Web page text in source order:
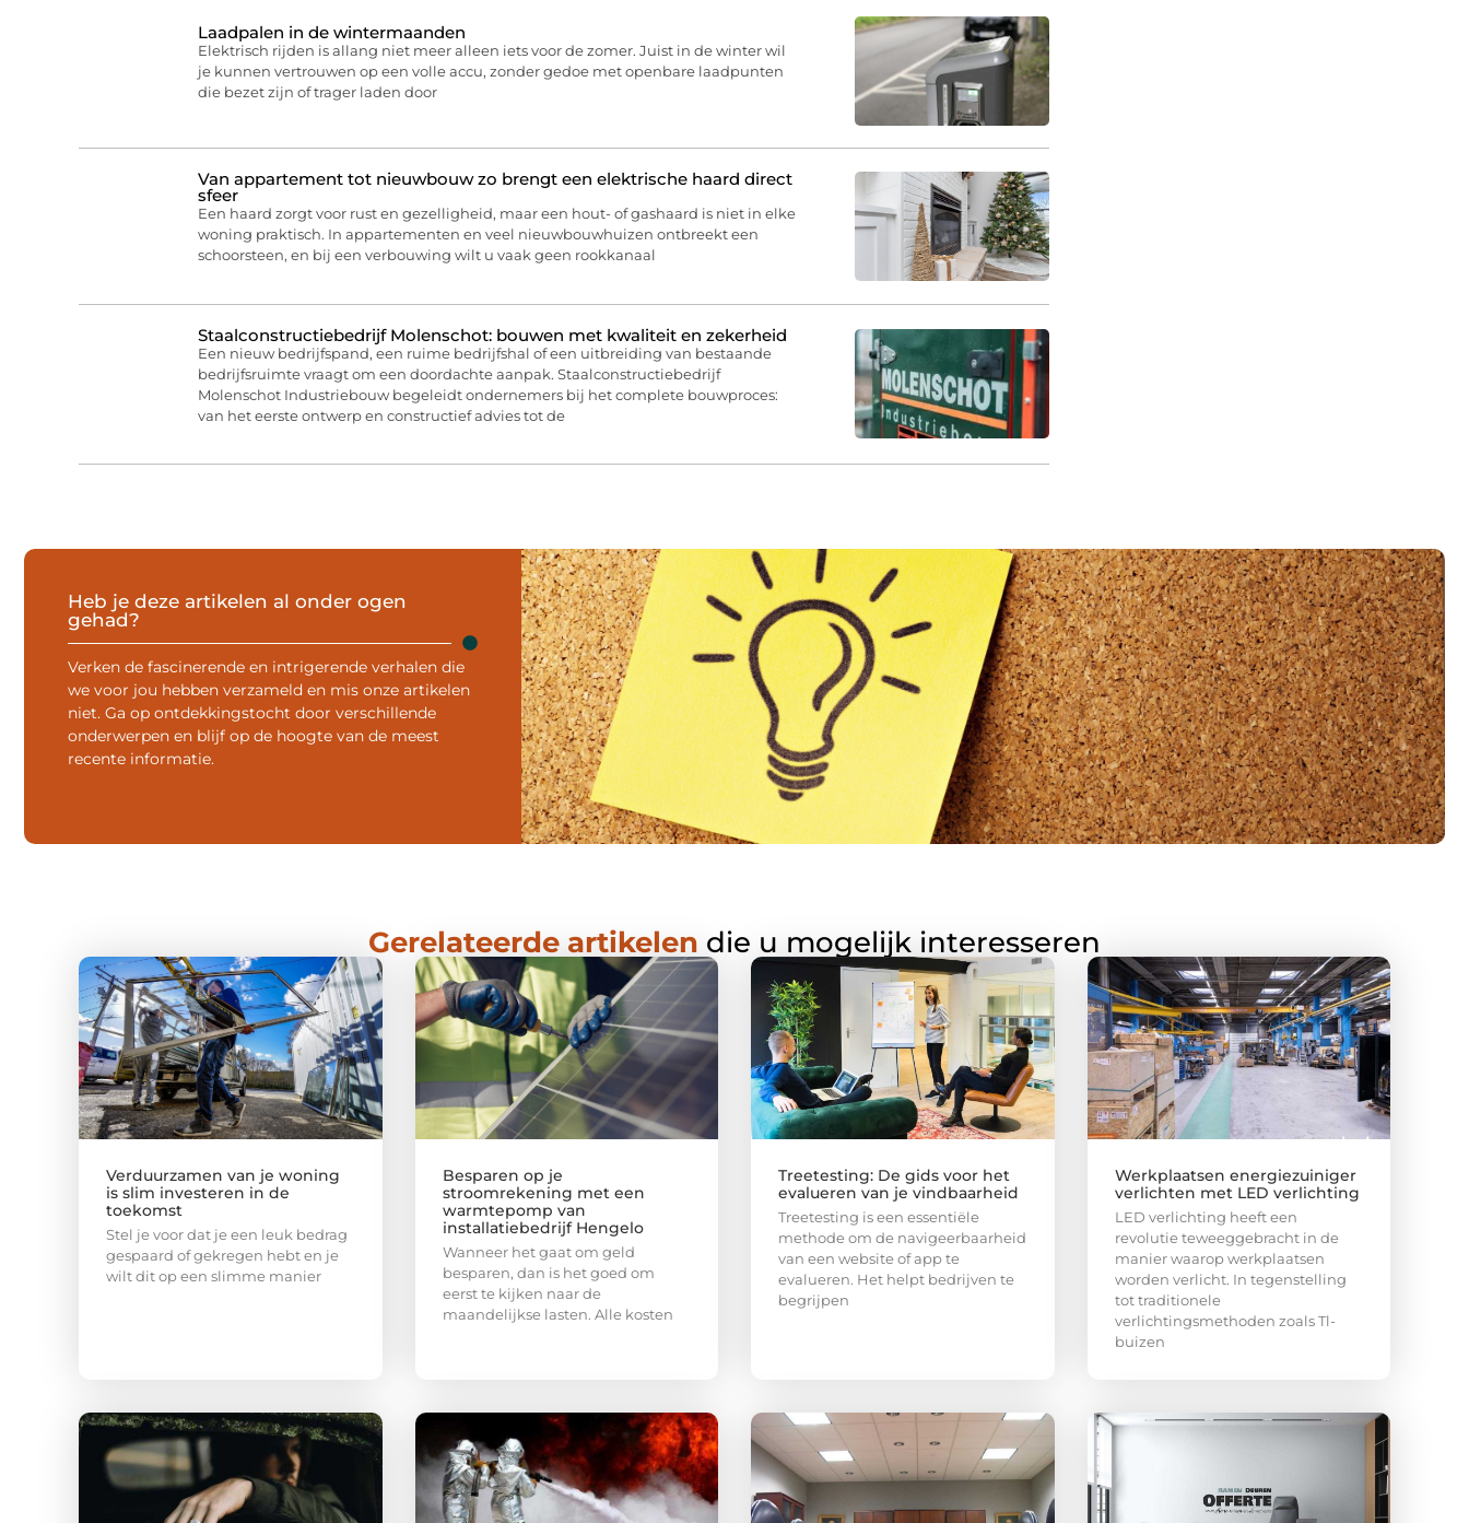
Laadpalen in de wintermaanden
Elektrisch rijden is allang niet meer alleen iets voor de zomer. Juist in de winter wil
je kunnen vertrouwen op een volle accu, zonder gedoe met openbare laadpunten
die bezet zijn of trager laden door
Van appartement tot nieuwbouw zo brengt een elektrische haard direct
sfeer
Een haard zorgt voor rust en gezelligheid, maar een hout- of gashaard is niet in elke
woning praktisch. In appartementen en veel nieuwbouwhuizen ontbreekt een
schoorsteen, en bij een verbouwing wilt u vaak geen rookkanaal
Staalconstructiebedrijf Molenschot: bouwen met kwaliteit en zekerheid
Een nieuw bedrijfspand, een ruime bedrijfshal of een uitbreiding van bestaande
bedrijfsruimte vraagt om een doordachte aanpak. Staalconstructiebedrijf
Molenschot Industriebouw begeleidt ondernemers bij het complete bouwproces:
van het eerste ontwerp en constructief advies tot de
Heb je deze artikelen al onder ogen
gehad?
Verken de fascinerende en intrigerende verhalen die
we voor jou hebben verzameld en mis onze artikelen
niet. Ga op ontdekkingstocht door verschillende
onderwerpen en blijf op de hoogte van de meest
recente informatie.
Gerelateerde artikelen die u mogelijk interesseren
Verduurzamen van je woning
is slim investeren in de
toekomst
Stel je voor dat je een leuk bedrag
gespaard of gekregen hebt en je
wilt dit op een slimme manier
Besparen op je
stroomrekening met een
warmtepomp van
installatiebedrijf Hengelo
Wanneer het gaat om geld
besparen, dan is het goed om
eerst te kijken naar de
maandelijkse lasten. Alle kosten
Treetesting: De gids voor het
evalueren van je vindbaarheid
Treetesting is een essentiële
methode om de navigeerbaarheid
van een website of app te
evalueren. Het helpt bedrijven te
begrijpen
Werkplaatsen energiezuiniger
verlichten met LED verlichting
LED verlichting heeft een
revolutie teweeggebracht in de
manier waarop werkplaatsen
worden verlicht. In tegenstelling
tot traditionele
verlichtingsmethoden zoals Tl-
buizen